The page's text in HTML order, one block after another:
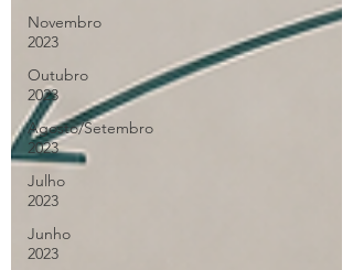
Novembro
2023
Outubro
2023
Agosto/Setembro
2023
Julho
2023
Junho
2023